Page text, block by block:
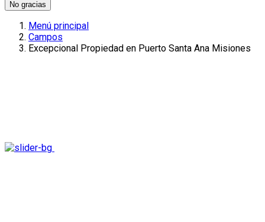
No gracias
Menú principal
Campos
Excepcional Propiedad en Puerto Santa Ana Misiones